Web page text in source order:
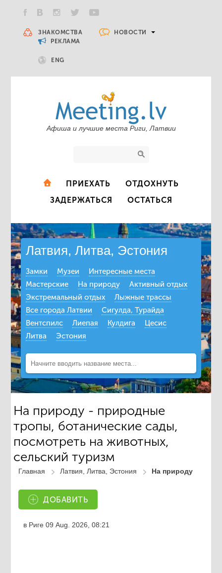
ЗНАКОМСТВА
НОВОСТИ
РЕКЛАМА
ENG
Афиша и лучшие места Риги, Латвии
ПРИЕХАТЬ
ОТДОХНУТЬ
ЗАДЕРЖАТЬСЯ
ОСТАТЬСЯ
Латвия, Литва, Эстония
Замки Музеи
Интересные места
Мастерские
На природу
Активный отдых
Экстремальный отдых
Лыжные трассы
Все города Латвии
Сигулда, Турайда
Вентспилс
Лиепая Кулдига
Цесис
Литва
Эстония
На природу - природные
тропы, ботанические сады,
посмотреть на животных,
сельский туризм
Главная Латвия, Литва, Эстония На природу
ДОБАВИТЬ
в Риге09 Aug. 2026, 08:21